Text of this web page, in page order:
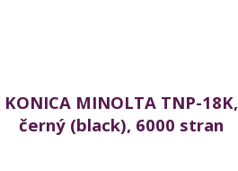
KONICA MINOLTA TNP-18K,
černý (black), 6000 stran